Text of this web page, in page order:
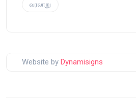
வரலாறு
Website by Dynamisigns